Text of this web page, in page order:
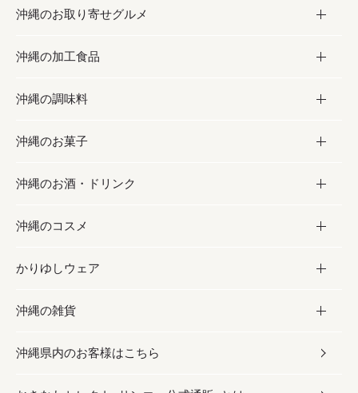
沖縄のお取り寄せグルメ
お取り寄せグルメ
フルーツ・野菜
お肉
海産物
沖縄の加工食品
加工食品
缶詰／パウチ
沖縄料理
沖縄そば／乾麺
レトルト食品
乾物／粉類
沖縄の調味料
調味料
砂糖／黒砂糖
塩
お酢／ドレッシング
しょうゆ
みそ
沖縄のお菓子
お菓子
黒糖
ちんすこう
伝統菓子
スナック
沖縄のお酒・ドリンク
お酒・ドリンク
泡盛
ビール・チューハイ
ワイン・ウィスキー・カクテル
沖縄のコスメ
コスメ
スキンケア
ボディケア
かりゆしウェア
かりゆしウェア
メンズ
沖縄の雑貨
雑貨
沖縄県内のお客様はこちら